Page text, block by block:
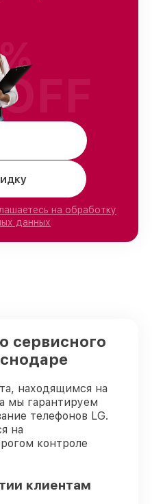
на обработку
данных
%
OFF
сервисного
находящимся на
мы гарантируем
телефонов LG.
на
контроле
клиентам